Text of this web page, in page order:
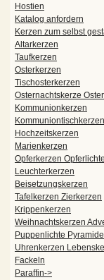
Hostien
Katalog anfordern
Kerzen zum selbst
Altarkerzen
Taufkerzen
Osterkerzen
Tischosterkerzen
Osternachtskerze
Kommunionkerzen
Kommuniontischkerzen
Hochzeitskerzen
Marienkerzen
Opferkerzen Opferlichte
Leuchterkerzen
Beisetzungskerzen
Tafelkerzen Zierkerzen
Krippenkerzen
Weihnachtskerzen
Puppenlichte
Uhrenkerzen
Fackeln
Paraffin->